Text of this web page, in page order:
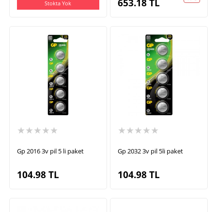
Stokta Yok 653.18TL
★★★★★
Gp 2016 3v pil 5 li paket
104.98TL
★★★★★
Gp 2032 3v pil 5li paket
104.98TL